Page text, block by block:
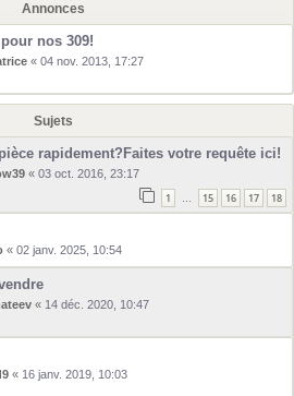
r
Annonces
nos 309!
« 04 nov. 2013, 17:27
Sujets
rapidement?Faites votre requête ici!
« 03 oct. 2016, 23:17
1 … 15 16 17 18
« 02 janv. 2025, 10:54
« 14 déc. 2020, 10:47
« 16 janv. 2019, 10:03